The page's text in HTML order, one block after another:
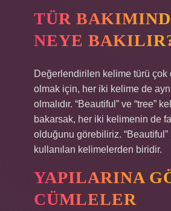
TÜR
NEYE
Değerlendirilen kelime türü çok
olmak için, her iki kelime de
olmalıdır. “Beautiful” ve “tree”
bakarsak, her iki kelimenin de
olduğunu görebiliriz. “Beautiful”
kullanılan kelimelerden biridir.
YAPILARINA
CÜMLELER